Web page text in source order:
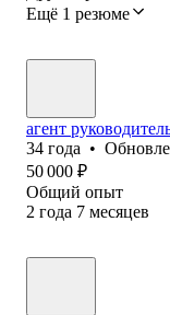
Ещё 1 резюме
агент
34 года •
50 000 ₽
Общий опыт
2 года 7 месяцев